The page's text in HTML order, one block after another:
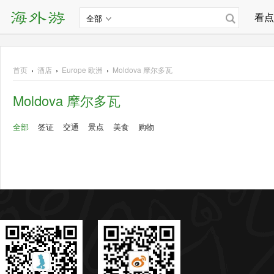
全部 看
首页 › 酒店 › Europe 欧洲 › Moldova 摩尔多瓦
Moldova 摩尔多瓦
全部 签证 交通 景点 美食 购物